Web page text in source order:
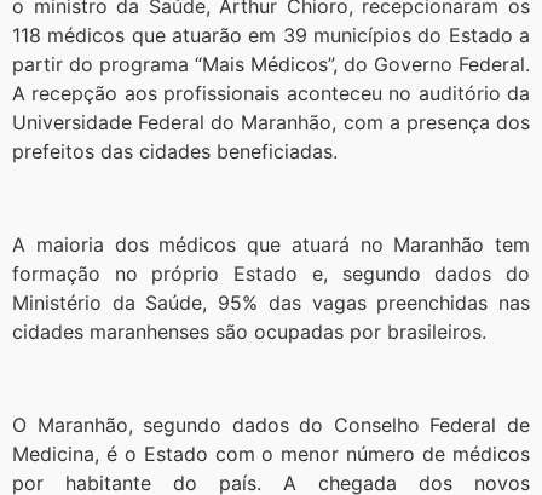
o ministro da Saúde, Arthur Chioro, recepcionaram os
118 médicos que atuarão em 39 municípios do Estado a
partir do programa “Mais Médicos”, do Governo Federal.
A recepção aos profissionais aconteceu no auditório da
Universidade Federal do Maranhão, com a presença dos
prefeitos das cidades beneficiadas.
A maioria dos médicos que atuará no Maranhão tem
formação no próprio Estado e, segundo dados do
Ministério da Saúde, 95% das vagas preenchidas nas
cidades maranhenses são ocupadas por brasileiros.
O Maranhão, segundo dados do Conselho Federal de
Medicina, é o Estado com o menor número de médicos
por habitante do país. A chegada dos novos